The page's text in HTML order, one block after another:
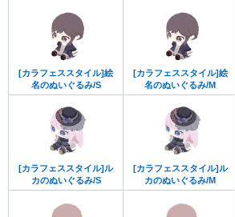
[カラフェススタイル]絵
名のぬいぐるみ/S
[カラフェススタイル]絵
名のぬいぐるみ/M
[カラフェススタイル]ル
カのぬいぐるみ/S
[カラフェススタイル]ル
カのぬいぐるみ/M